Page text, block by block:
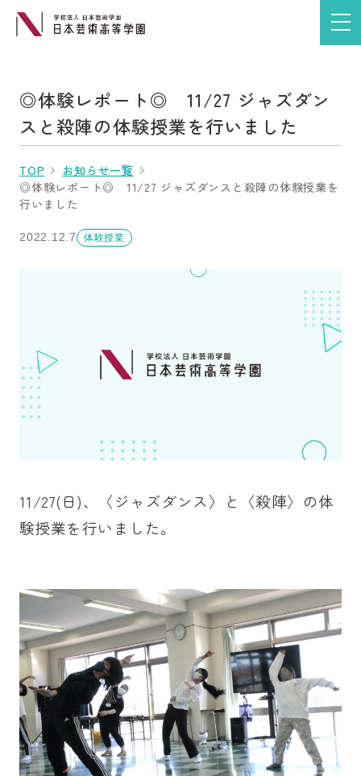
◎体験レポート◎ 11/27 ジャズダン
スと殺陣の体験授業を行いました
TOP
お知らせ一覧
◎体験レポート◎ 11/27 ジャズダンスと殺陣の体験授業を
行いました
2022.12.7 体験授業
11/27(日)、〈ジャズダンス〉と〈殺陣〉の体
験授業を行いました。